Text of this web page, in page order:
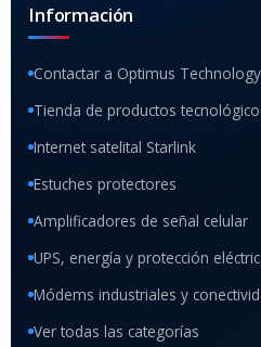
Información
Contactar a Optimus Technology
Tienda de productos
Internet satelital Starlink
Estuches protectores
Amplificadores de señal celular
UPS, energía y protección
Módems industriales y
Ver todas las categorías